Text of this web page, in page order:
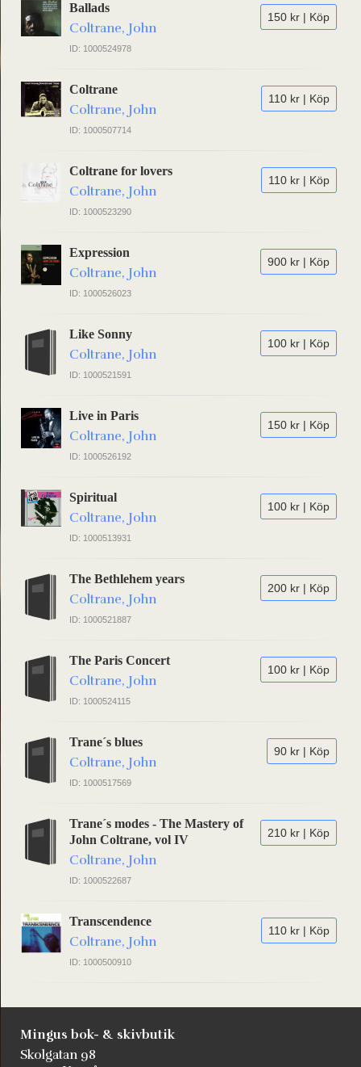
150 kr | Köp
Ballads
Coltrane, John
ID: 1000524978
110 kr | Köp
Coltrane
Coltrane, John
ID: 1000507714
110 kr | Köp
Coltrane for lovers
Coltrane, John
ID: 1000523290
900 kr | Köp
Expression
Coltrane, John
ID: 1000526023
100 kr | Köp
Like Sonny
Coltrane, John
ID: 1000521591
150 kr | Köp
Live in Paris
Coltrane, John
ID: 1000526192
100 kr | Köp
Spiritual
Coltrane, John
ID: 1000513931
200 kr | Köp
The Bethlehem years
Coltrane, John
ID: 1000521887
100 kr | Köp
The Paris Concert
Coltrane, John
ID: 1000524115
90 kr | Köp
Trane´s blues
Coltrane, John
ID: 1000517569
210 kr | Köp
Trane´s modes - The Mastery of
John Coltrane, vol IV
Coltrane, John
ID: 1000522687
110 kr | Köp
Transcendence
Coltrane, John
ID: 1000500910
Mingus bok- & skivbutik
Skolgatan 98